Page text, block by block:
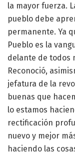
la mayor fuerza.
pueblo debe
permanente. Ya
Pueblo es la
delante de todos
Reconoció,
jefatura de la
buenas que
lo estamos
rectificación
nuevo y mejor
haciendo las